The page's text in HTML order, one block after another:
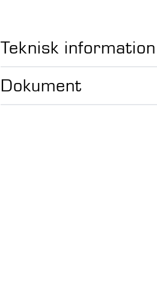
Teknisk information
Dokument